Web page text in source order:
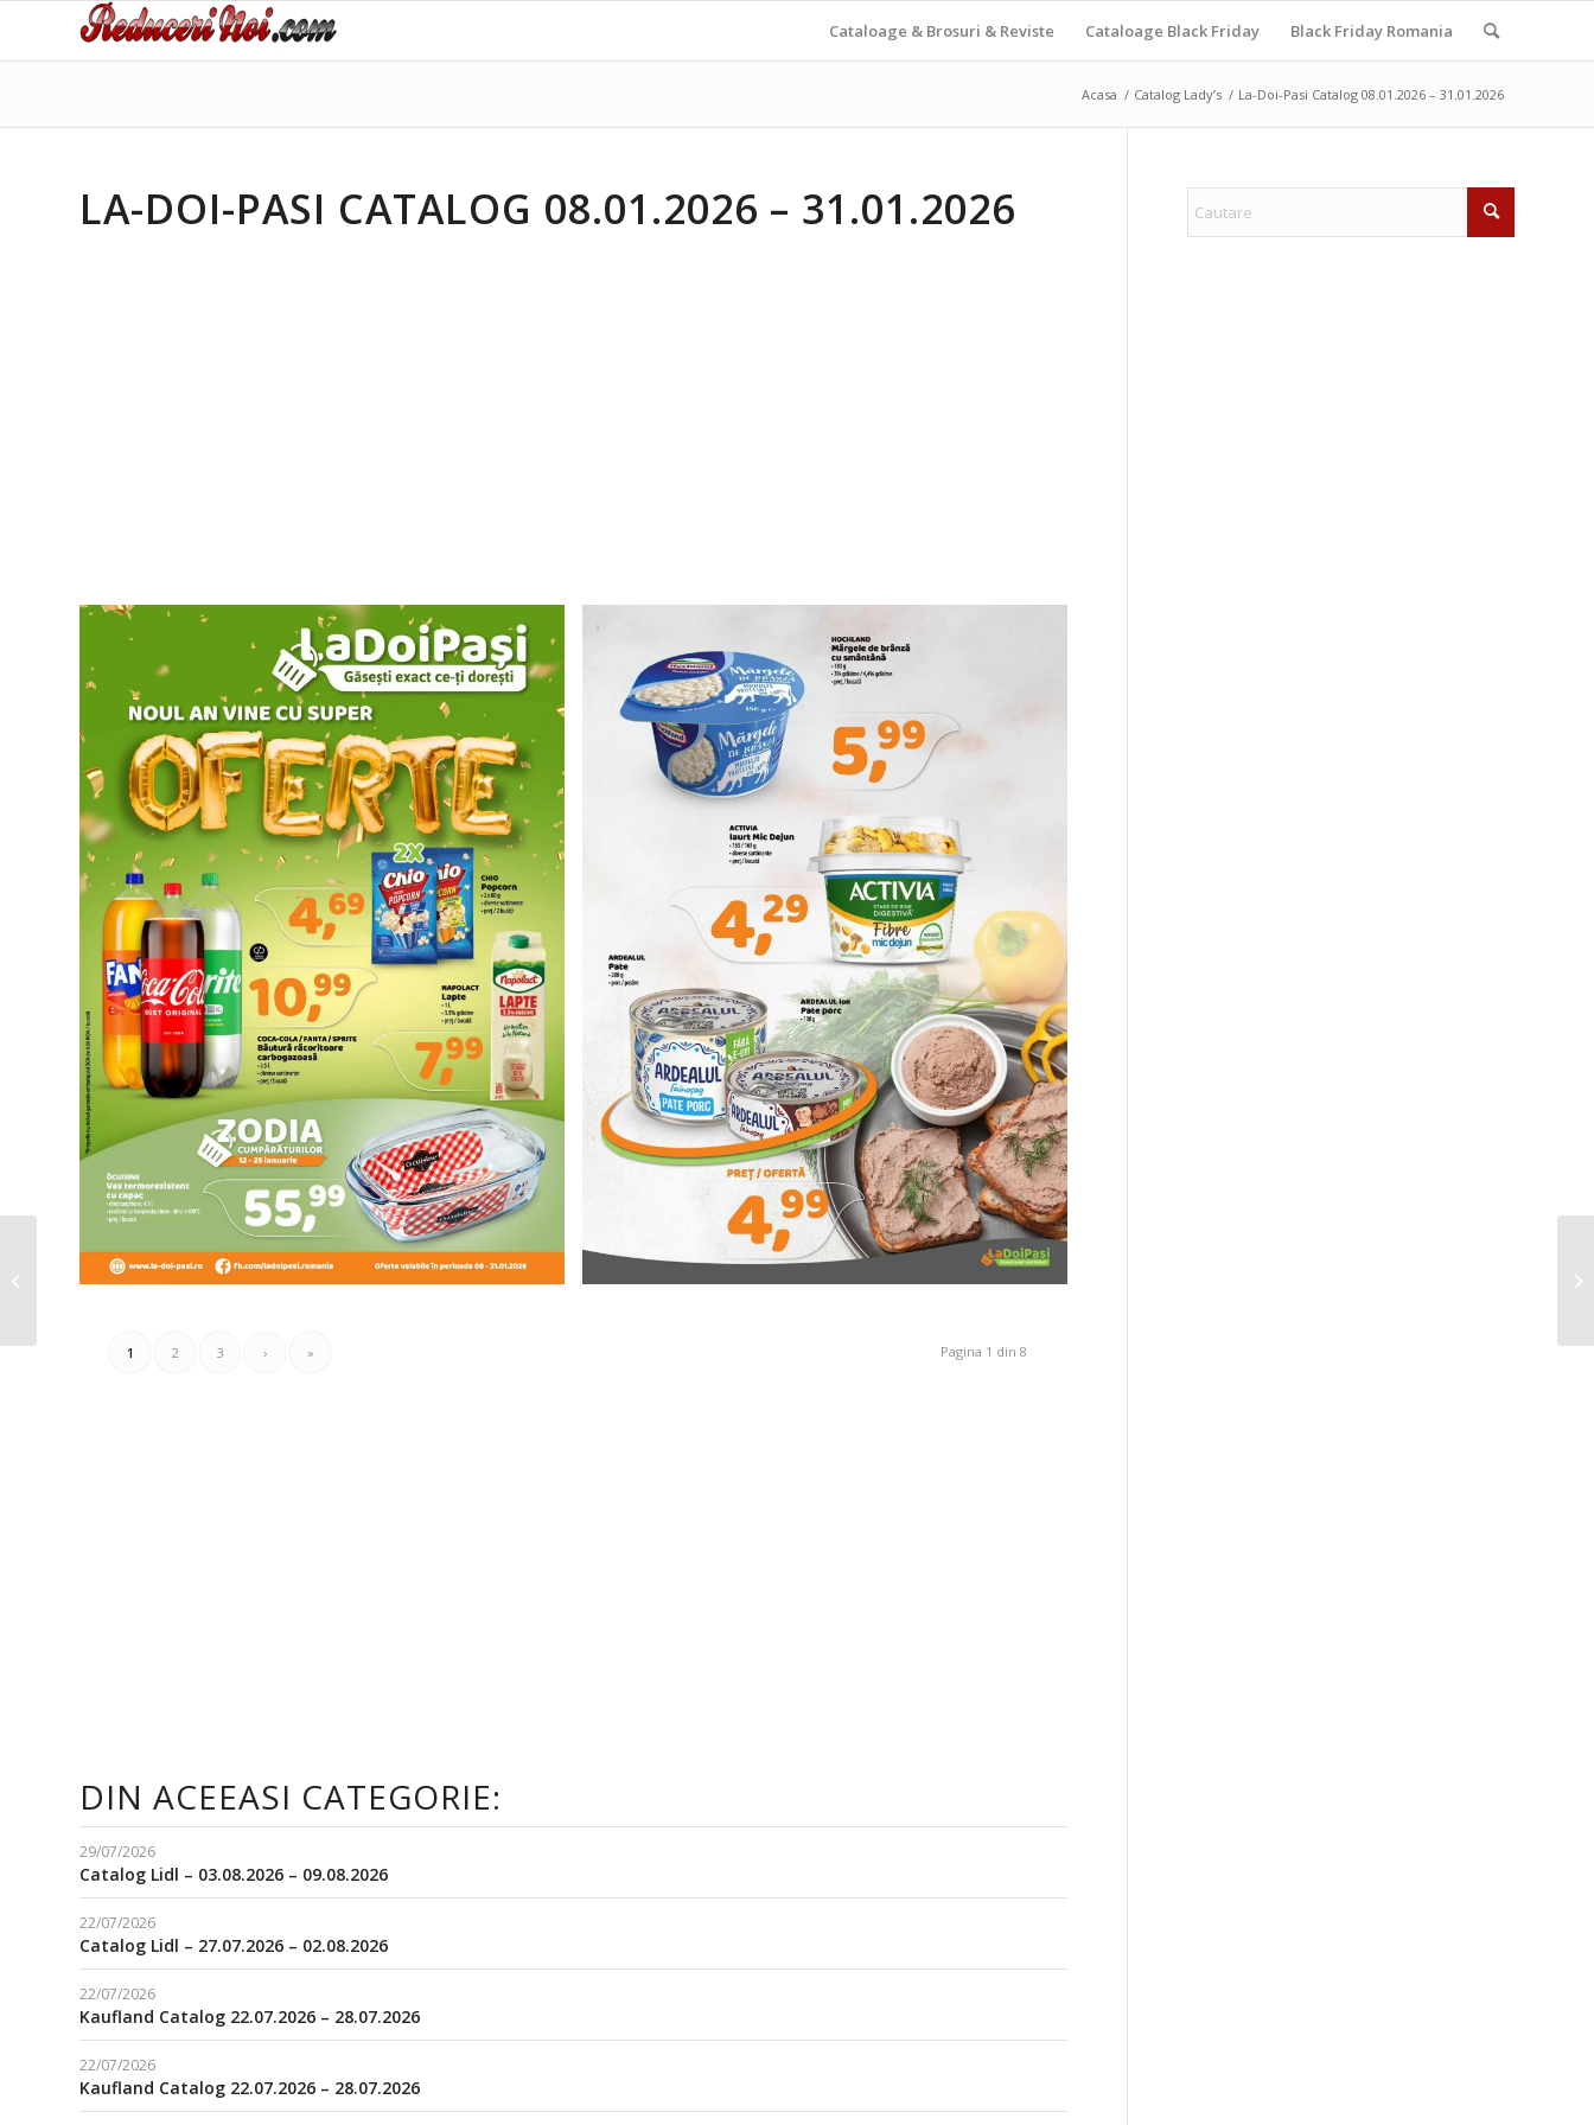
Cataloage & Brosuri & Reviste Cataloage Black Friday Black Friday Romania
Acasa / Catalog Lady’s / La-Doi-Pasi Catalog 08.01.2026 – 31.01.2026
LA-DOI-PASI CATALOG 08.01.2026 – 31.01.2026
Pagina 1 din 8
1 2 3 › »
DIN ACEEASI CATEGORIE:
29/07/2026
Catalog Lidl – 03.08.2026 – 09.08.2026
22/07/2026
Catalog Lidl – 27.07.2026 – 02.08.2026
22/07/2026
Kaufland Catalog 22.07.2026 – 28.07.2026
22/07/2026
Kaufland Catalog 22.07.2026 – 28.07.2026
Unicarm Catalog